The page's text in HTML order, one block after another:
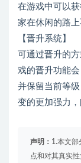
在游戏中可以
家在休闲的路上
【晋升系统】
可通过晋升的
戏的晋升功能
并保留当前等
变的更加强力，
声明： 1.本文部
点和对其真实